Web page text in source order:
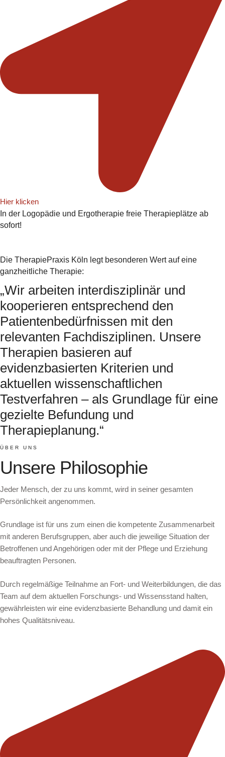
Hier klicken
In der Logopädie und Ergotherapie freie Therapieplätze ab
sofort!
Die TherapiePraxis Köln legt besonderen Wert auf eine
ganzheitliche Therapie:
„Wir arbeiten interdisziplinär und
kooperieren entsprechend den
Patientenbedürfnissen mit den
relevanten Fachdisziplinen. Unsere
Therapien basieren auf
evidenzbasierten Kriterien und
aktuellen wissenschaftlichen
Testverfahren – als Grundlage für eine
gezielte Befundung und
Therapieplanung.“
ÜBER UNS
Unsere Philosophie
Jeder Mensch, der zu uns kommt, wird in seiner gesamten
Persönlichkeit angenommen.
Grundlage ist für uns zum einen die kompetente Zusammenarbeit
mit anderen Berufsgruppen, aber auch die jeweilige Situation der
Betroffenen und Angehörigen oder mit der Pflege und Erziehung
beauftragten Personen.
Durch regelmäßige Teilnahme an Fort- und Weiterbildungen, die das
Team auf dem aktuellen Forschungs- und Wissensstand halten,
gewährleisten wir eine evidenzbasierte Behandlung und damit ein
hohes Qualitätsniveau.